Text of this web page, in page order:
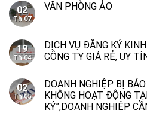
02
Th 07
VĂN PHÒNG ẢO
19
Th 04
DỊCH VỤ ĐĂNG KÝ
CÔNG TY GIÁ RẺ, UY
02
Th 05
DOANH NGHIỆP BỊ
KHÔNG HOẠT ĐỘNG
KÝ”,DOANH NGHIỆP